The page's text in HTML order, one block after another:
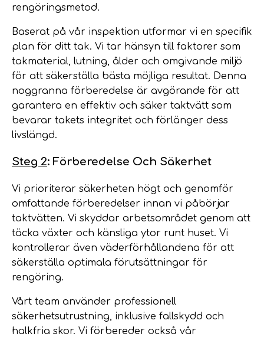
rengöringsmetod.
Baserat på vår inspektion utformar vi en specifik
plan för ditt tak. Vi tar hänsyn till faktorer som
takmaterial, lutning, ålder och omgivande miljö
för att säkerställa bästa möjliga resultat. Denna
noggranna förberedelse är avgörande för att
garantera en effektiv och säker taktvätt som
bevarar takets integritet och förlänger dess
livslängd.
Steg 2: Förberedelse Och Säkerhet
Vi prioriterar säkerheten högt och genomför
omfattande förberedelser innan vi påbörjar
taktvätten. Vi skyddar arbetsområdet genom att
täcka växter och känsliga ytor runt huset. Vi
kontrollerar även väderförhållandena för att
säkerställa optimala förutsättningar för
rengöring.
Vårt team använder professionell
säkerhetsutrustning, inklusive fallskydd och
halkfria skor. Vi förbereder också vår